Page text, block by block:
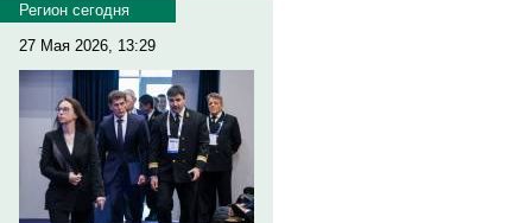
Регион сегодня
27 Мая 2026, 13:29